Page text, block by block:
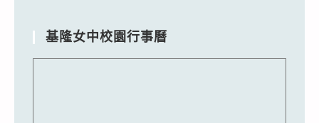
基隆女中校園行事曆